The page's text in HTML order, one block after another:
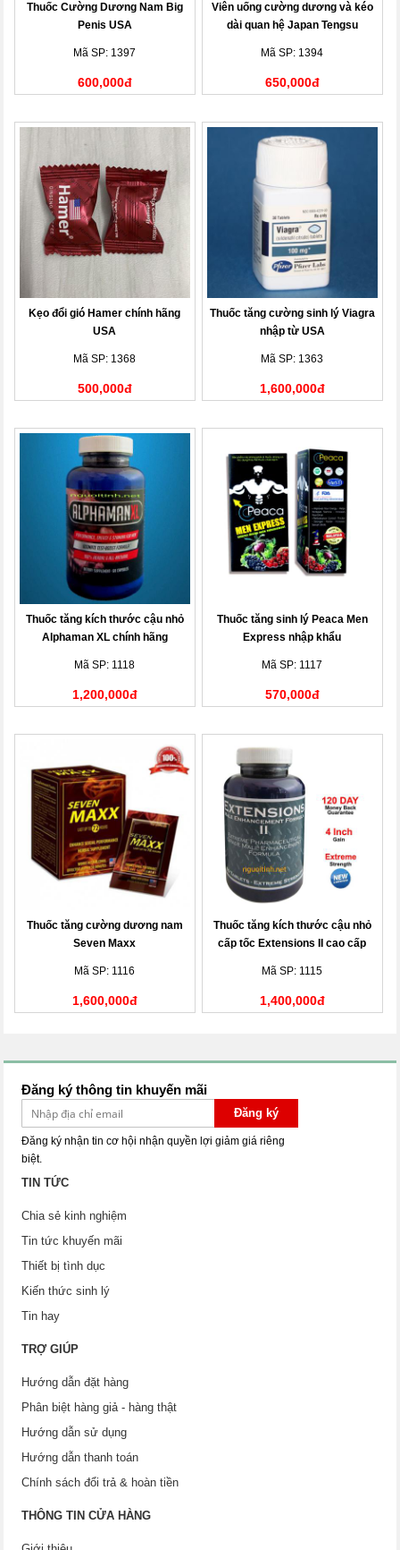
Thuốc Cường Dương Nam Big
Penis USA
Mã SP: 1397
600,000đ
Viên uống cường dương và kéo
dài quan hệ Japan Tengsu
Mã SP: 1394
650,000đ
Kẹo đổi gió Hamer chính hãng
USA
Mã SP: 1368
500,000đ
Thuốc tăng cường sinh lý Viagra
nhập từ USA
Mã SP: 1363
1,600,000đ
Thuốc tăng kích thước cậu nhỏ
Alphaman XL chính hãng
Mã SP: 1118
1,200,000đ
Thuốc tăng sinh lý Peaca Men
Express nhập khẩu
Mã SP: 1117
570,000đ
Thuốc tăng cường dương nam
Seven Maxx
Mã SP: 1116
1,600,000đ
Thuốc tăng kích thước cậu nhỏ
cấp tốc Extensions II cao cấp
Mã SP: 1115
1,400,000đ
Đăng ký thông tin khuyến mãi
Đăng ký
Đăng ký nhận tin cơ hội nhận quyền lợi giảm giá riêng
biệt.
TIN TỨC
Chia sẻ kinh nghiệm
Tin tức khuyến mãi
Thiết bị tình dục
Kiến thức sinh lý
Tin hay
TRỢ GIÚP
Hướng dẫn đặt hàng
Phân biệt hàng giả - hàng thật
Hướng dẫn sử dụng
Hướng dẫn thanh toán
Chính sách đổi trả & hoàn tiền
THÔNG TIN CỬA HÀNG